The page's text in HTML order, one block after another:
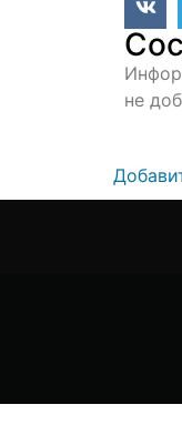
не